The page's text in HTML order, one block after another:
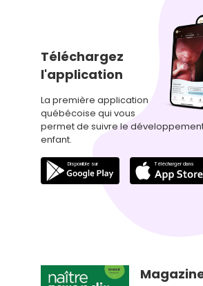
Téléchargez
l'application
La première application
québécoise qui vous
permet de suivre le
enfant.